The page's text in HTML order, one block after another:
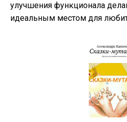
улучшения функционала
идеальным местом для